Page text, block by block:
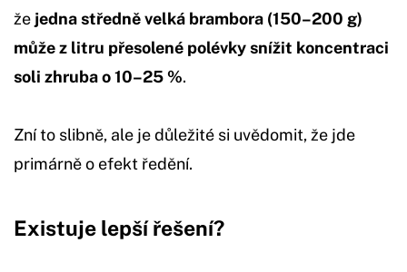
že jedna středně velká brambora (150–200 g)
může z litru přesolené polévky snížit koncentraci
soli zhruba o 10–25 %.
Zní to slibně, ale je důležité si uvědomit, že jde
primárně o efekt ředění.
Existuje lepší řešení?